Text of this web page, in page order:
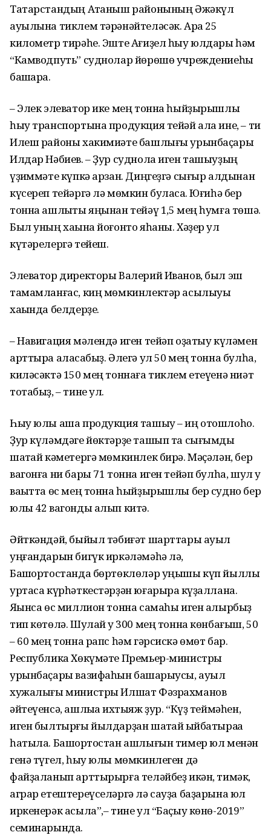
Татарстандың Аҡтаныш районының Әжәкүл
ауылына тиклем тәрәнәйтеләсәк. Ара 25
километр тирәһе. Эште Ағиҙел һыу юлдары һәм
“Камводпуть” суднолар йөрөшө учреждениеһы
башҡара.
– Элек элеватор ике мең тонна һыйҙырышлы
һыу транспортына продукция тейәй ала ине, – ти
Илеш районы хакимиәте башлығы урынбаҫары
Илдар Нәбиев. – Ҙур суднола иген ташыуҙың
үҙҡиммәте күпкә арзан. Диңгеҙгә сығыр алдынан
күсереп тейәргә лә мөмкин буласаҡ. Юғиһә бер
тонна ашлыҡты яңынан тейәү 1,5 мең һумға төшә.
Был уның хаҡына йоғонто яһаны. Хәҙер ул
күтәрелергә тейеш.
Элеватор директоры Валерий Иванов, был эш
тамамланғас, киң мөмкинлектәр асылыуы
хаҡында белдерҙе.
– Навигация мәлендә иген тейәп оҙатыу күләмен
арттыра аласаҡбыҙ. Әлегә ул 50 мең тонна булһа,
киләсәктә 150 мең тоннаға тиклем етеүенә ниәт
тотабыҙ, – тине ул.
Һыу юлы аша продукция ташыу – иң отошлоһо.
Ҙур күләмдәге йөктәрҙе ташып та сығымды
шаҡтай кәметергә мөмкинлек бирә. Мәҫәлән, бер
вагонға ни бары 71 тонна иген тейәп булһа, шул уҡ
ваҡытта өс мең тонна һыйҙырышлы бер судно бер
юлы 42 вагонды алып китә.
Әйткәндәй, быйыл тәбиғәт шарттары ауыл
уңғандарын бигүк иркәләмәһә лә,
Башҡортостанда бөртөклөләр уңышы күп йыллыҡ
уртаса күрһәткестәрҙән юғарыраҡ күҙаллана.
Яҡынса өс миллион тонна самаһы иген алырбыҙ
тип көтөлә. Шулай уҡ 300 мең тонна көнбағыш, 50
– 60 мең тонна рапс һәм гәрсискә өмөт бар.
Республика Хөкүмәте Премьер-министры
урынбаҫары вазифаһын башҡарыусы, ауыл
хужалығы министры Илшат Фәзрахманов
әйтеүенсә, ашлыҡҡа ихтыяж ҙур. “Күҙ теймәһен,
иген былтырғы йылдарҙан шаҡтай ҡыйбатыраҡҡа
һатыла. Башҡортостан ашлығын тимер юл менән
генә түгел, һыу юлы мөмкинлеген дә
файҙаланып арттырырға теләйбеҙ икән, тимәк,
аграр етештереүселәргә лә сауҙа баҙарына юл
иркенерәк асыла”,– тине ул “Баҫыу көнө-2019”
семинарында.